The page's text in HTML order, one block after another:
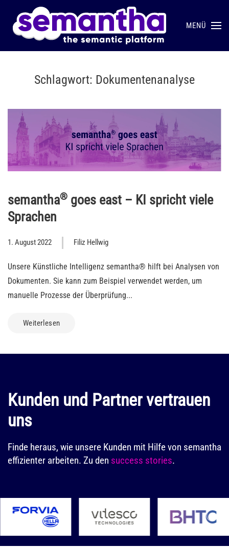
Skip to main content MENÜ
Schlagwort: Dokumentenanalyse
semantha® goes east – KI spricht viele
Sprachen
1. August 2022 Filiz Hellwig
Unsere Künstliche Intelligenz semantha® hilft bei Analysen von
Dokumenten. Sie kann zum Beispiel verwendet werden, um
manuelle Prozesse der Überprüfung...
Weiterlesen
Kunden und Partner vertrauen
uns
Finde heraus, wie unsere Kunden mit Hilfe von semantha
effizienter arbeiten. Zu den success stories.